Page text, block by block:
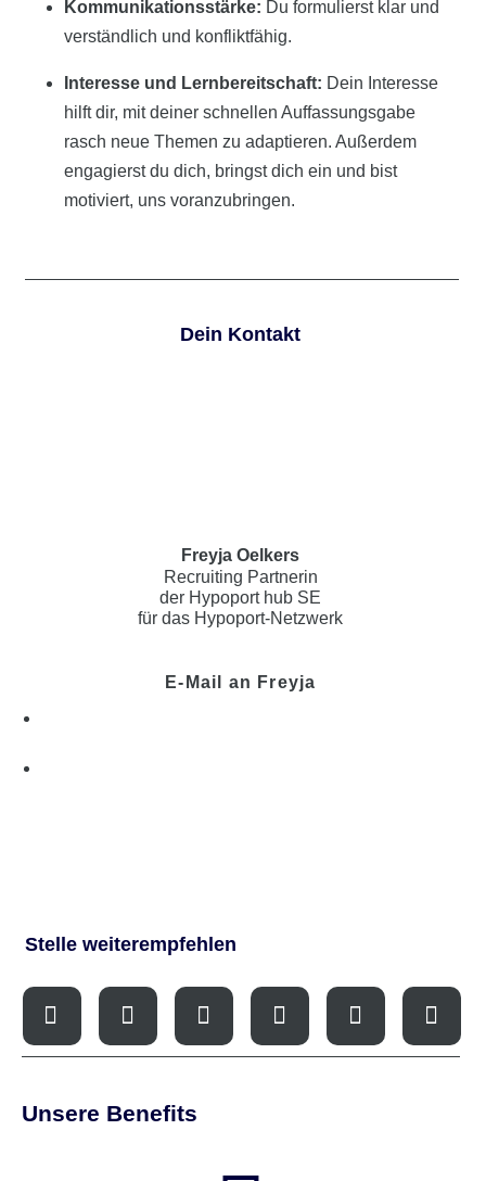
Kommunikationsstärke: Du formulierst klar und
verständlich und konfliktfähig.
Interesse und Lernbereitschaft: Dein Interesse
hilft dir, mit deiner schnellen Auffassungsgabe
rasch neue Themen zu adaptieren. Außerdem
engagierst du dich, bringst dich ein und bist
motiviert, uns voranzubringen.
Dein Kontakt
Freyja Oelkers
Recruiting Partnerin
der Hypoport hub SE
für das Hypoport-Netzwerk
E-Mail an Freyja
Stelle weiterempfehlen
Unsere Benefits